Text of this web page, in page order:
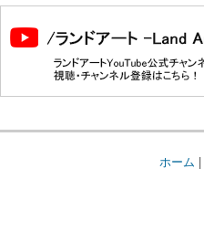
ホーム |